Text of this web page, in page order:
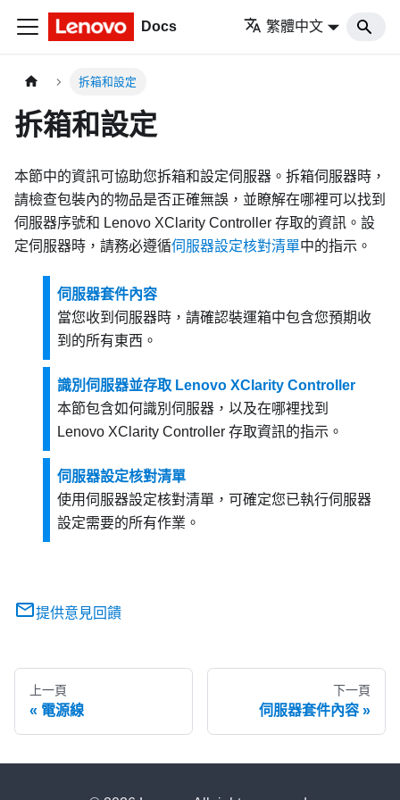
Docs 繁體中文
拆箱和設定
拆箱和設定
本節中的資訊可協助您拆箱和設定伺服器。拆箱伺服器時，
請檢查包裝內的物品是否正確無誤，並瞭解在哪裡可以找到
伺服器序號和 Lenovo XClarity Controller 存取的資訊。設
定伺服器時，請務必遵循伺服器設定核對清單中的指示。
伺服器套件內容
當您收到伺服器時，請確認裝運箱中包含您預期收
到的所有東西。
識別伺服器並存取 Lenovo XClarity Controller
本節包含如何識別伺服器，以及在哪裡找到
Lenovo XClarity Controller 存取資訊的指示。
伺服器設定核對清單
使用伺服器設定核對清單，可確定您已執行伺服器
設定需要的所有作業。
提供意見回饋
上一頁
電源線
下一頁
伺服器套件內容